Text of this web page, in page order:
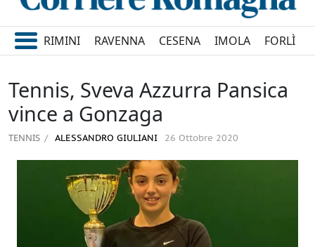
RIMINI RAVENNA CESENA IMOLA FORLÌ
Tennis, Sveva Azzurra Pansica
vince a Gonzaga
TENNIS ALESSANDRO GIULIANI 26 Ottobre 2020